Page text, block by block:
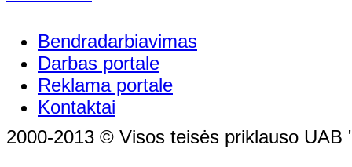
Bendradarbiavimas
Darbas portale
Reklama portale
Kontaktai
2000-2013 © Visos teisės priklauso UAB